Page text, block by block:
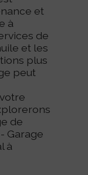
et
à
de
et les
plus
peut
de
Garage
à